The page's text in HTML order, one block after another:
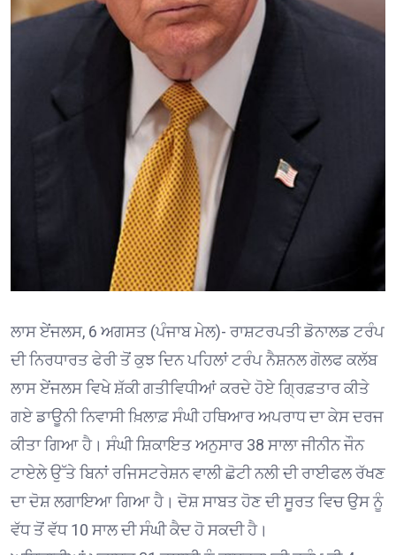
ਲਾਸ ਏਂਜਲਸ, 6 ਅਗਸਤ (ਪੰਜਾਬ ਮੇਲ)- ਰਾਸ਼ਟਰਪਤੀ ਡੋਨਾਲਡ ਟਰੰਪ
ਦੀ ਨਿਰਧਾਰਤ ਫੇਰੀ ਤੋਂ ਕੁਝ ਦਿਨ ਪਹਿਲਾਂ ਟਰੰਪ ਨੈਸ਼ਨਲ ਗੋਲਫ ਕਲੱਬ
ਲਾਸ ਏਂਜਲਸ ਵਿਖੇ ਸ਼ੱਕੀ ਗਤੀਵਿਧੀਆਂ ਕਰਦੇ ਹੋਏ ਗ੍ਰਿਫ਼ਤਾਰ ਕੀਤੇ
ਗਏ ਡਾਊਨੀ ਨਿਵਾਸੀ ਖ਼ਿਲਾਫ਼ ਸੰਘੀ ਹਥਿਆਰ ਅਪਰਾਧ ਦਾ ਕੇਸ ਦਰਜ
ਕੀਤਾ ਗਿਆ ਹੈ। ਸੰਘੀ ਸ਼ਿਕਾਇਤ ਅਨੁਸਾਰ 38 ਸਾਲਾ ਜੀਨੀਨ ਜੌਨ
ਟਾਏਲੇ ਉੱਤੇ ਬਿਨਾਂ ਰਜਿਸਟਰੇਸ਼ਨ ਵਾਲੀ ਛੋਟੀ ਨਲੀ ਦੀ ਰਾਈਫਲ ਰੱਖਣ
ਦਾ ਦੋਸ਼ ਲਗਾਇਆ ਗਿਆ ਹੈ। ਦੋਸ਼ ਸਾਬਤ ਹੋਣ ਦੀ ਸੂਰਤ ਵਿਚ ਉਸ ਨੂੰ
ਵੱਧ ਤੋਂ ਵੱਧ 10 ਸਾਲ ਦੀ ਸੰਘੀ ਕੈਦ ਹੋ ਸਕਦੀ ਹੈ।